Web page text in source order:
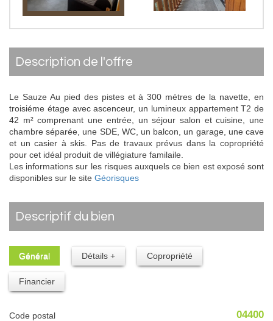
description de l'offre
Le Sauze Au pied des pistes et à 300 métres de la navette, en
troisiéme étage avec ascenceur, un lumineux appartement T2 de
42 m² comprenant une entrée, un séjour salon et cuisine, une
chambre séparée, une SDE, WC, un balcon, un garage, une cave
et un casier à skis. Pas de travaux prévus dans la copropriété
pour cet idéal produit de villégiature familaile.
Les informations sur les risques auxquels ce bien est exposé sont
disponibles sur le site Géorisques
descriptif du bien
Général Détails + Copropriété
Financier
Code postal 04400